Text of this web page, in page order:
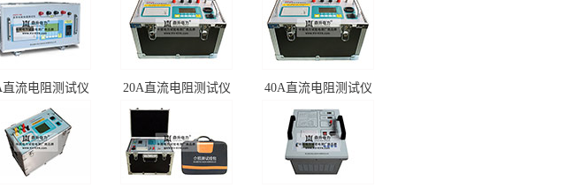
直流电阻测试仪 20A直流电阻测试仪 40A直流电阻测试仪